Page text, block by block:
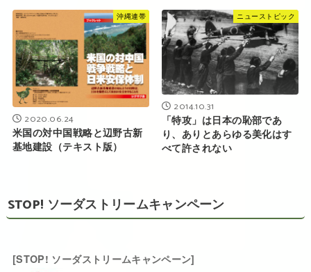
沖縄連帯
2020.06.24
米国の対中国戦略と辺野古新
基地建設（テキスト版）
ニューストピック
2014.10.31
「特攻」は日本の恥部であ
り、ありとあらゆる美化はす
べて許されない
STOP! ソーダストリームキャンペーン
[STOP! ソーダストリームキャンペーン]